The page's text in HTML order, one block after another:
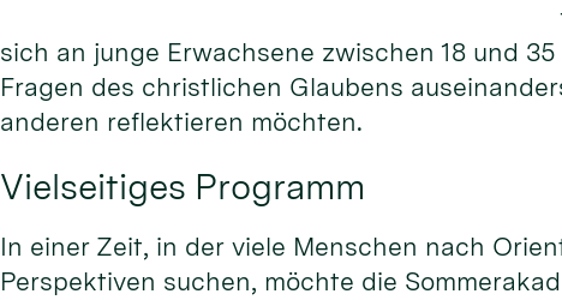
sich an junge Erwachsene zwischen 18 und
Fragen des christlichen Glaubens
anderen reflektieren möchten.
Vielseitiges Programm
In einer Zeit, in der viele Menschen nach
Perspektiven suchen, möchte die